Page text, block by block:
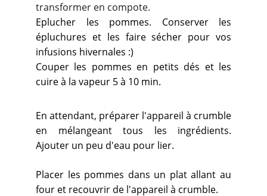
transformer en compote.
Eplucher les pommes. Conserver les
épluchures et les faire sécher pour vos
infusions hivernales :)
Couper les pommes en petits dés et les
cuire à la vapeur 5 à 10 min.
En attendant, préparer l'appareil à crumble
en mélangeant tous les ingrédients.
Ajouter un peu d'eau pour lier.
Placer les pommes dans un plat allant au
four et recouvrir de l'appareil à crumble.